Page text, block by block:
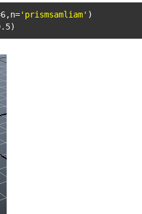
'prismsamliam' )